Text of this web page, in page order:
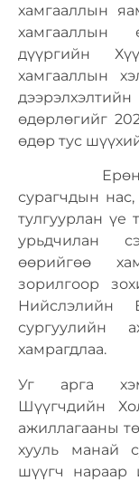
хамгааллын
хамгааллын
дүүргийн
хамгааллын
өдөрлөгийг
өдөр тус
Ерөнхий
сурагчдын
тулгуурлан үе
урьдчилан
өөрийгөө
зорилгоор
Нийслэлийн
сургуулийн
хамрагдлаа.
Уг арга
Шүүгчдийн
ажиллагааны
хууль манай
шүүгч нараар